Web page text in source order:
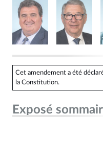
Cet amendement a été
la Constitution.
Exposé